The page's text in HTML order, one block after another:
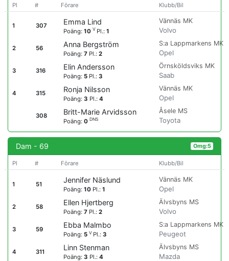
Pl # Förare Klubb/Bil
1 307 Emma Lind
Poäng:10V Pl.:1
Vännäs MK
Volvo
2 56 Anna Bergström
Poäng:7 Pl.:2
S:a Lappmarkens MK
Opel
3 316 Elin Andersson
Poäng: 5 Pl.:3
Örnsköldsviks MK
Saab
4 315 Ronja Nilsson
Poäng:3 Pl.:4
Vännäs MK
Opel
308 Britt-Marie Arvidsson
Poäng:0DNS
Åsele MS
Toyota
Dam - 69 Omg:5
Pl # Förare Klubb/Bil
1 51 Jennifer Näslund
Poäng:10 Pl.:1
Vännäs MK
Opel
2 58 Ellen Hjertberg
Poäng:7 Pl.:2
Älvsbyns MS
Volvo
3 59 Ebba Malmbo
Poäng: 5V Pl.:3
S:a Lappmarkens MK
Peugeot
4 311 Linn Stenman
Poäng:3 Pl.:4
Älvsbyns MS
Mazda